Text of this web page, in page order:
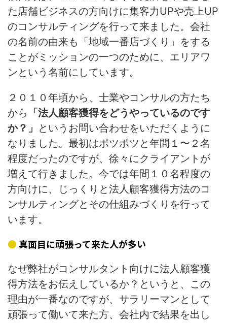
た店舗ビジネスの方向けに集客力UPや売上UP
のコンサルティングを行って来ました。会社
の名前の由来も「地域一番店づくり」をする
ことがミッションの一つのために、エリアワ
ンという名前にしています。
２０１０年頃から、士業やコンサルの方たち
から
「法人顧客獲得をどうやっているのです
か？」 というお問い合わせをいただくように
なりました。最初はポツポツと年間１〜２名
程度だったのですが、徐々にクライアントが
増えて行きました。今では年間１０名程度の
方向けに、じっくりと法人顧客獲得方法のコ
ンサルティングとその仕組みづくりを行って
います。
真面目に頑張って来た人が多い
なぜ弊社がコンサルタント向けに法人顧客獲
得方法をお伝えしているか？というと、この
理由が一番なのですが、サラリーマンとして
頑張って働いて来た方、会社内で結果を出し